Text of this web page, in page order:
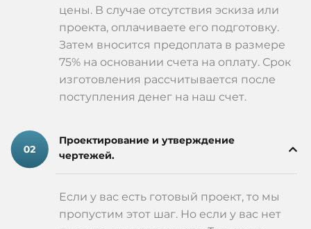
цены. В случае отсутствия эскиза или
проекта, оплачиваете его подготовку.
Затем вносится предоплата в размере
75% на основании счета на оплату. Срок
изготовления рассчитывается после
поступления денег на наш счет.
Проектирование и утверждение
чертежей.
Если у вас есть готовый проект, то мы
пропустим этот шаг. Но если у вас нет